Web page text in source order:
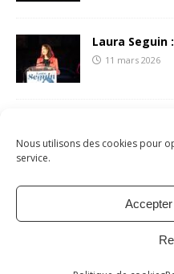
Nous utilisons des cookies pour
service.
Laura Seguin
11 mars 2026
sétois.es
Politique